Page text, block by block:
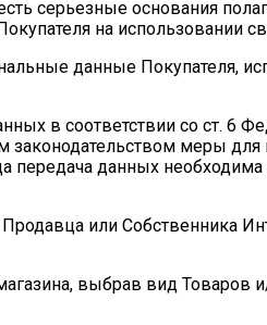
серьезные основания
на использовании
данные Покупателя,
в соответствии со ст. 6
законодательством меры
передача данных
или Собственника
выбрав вид Товаров